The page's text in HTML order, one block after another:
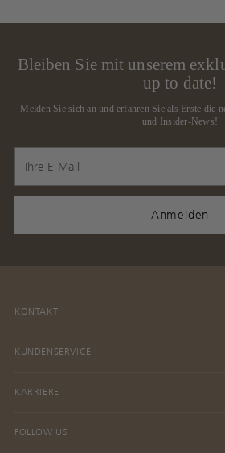
Bleiben Sie mit unserem
up to date!
Melden Sie sich an und erfahren Sie als Erste die
und Insider-News!
Anmelden
KONTAKT
KUNDENSERVICE
KARRIERE
FOLLOW US